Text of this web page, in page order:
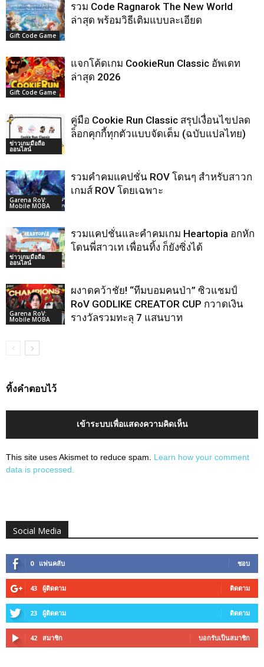
Gift Code Game
รวม Code Ragnarok The New World
ล่าสุด พร้อมวิธีเติมแบบละเอียด
Gift Code Game
แจกโค้ดเกม CookieRun Classic อัพเดท
ล่าสุด 2026
ข่าวเกมมือถือ
ออนไลน์
คู่มือ Cookie Run Classic สรุปเงื่อนไขปลด
ล็อกคุกกี้ทุกตัวแบบจัดเต็ม (ฉบับแปลไทย)
Garena RoV:
Mobile MOBA
รวมคำคมแคปชั่น ROV โดนๆ สำหรับสาวก
เกมส์ ROV โดยเฉพาะ
ข่าวเกมมือถือ
ออนไลน์
รวมแคปชั่นและคำคมเกม Heartopia อกหัก
โดนพี่สาวเท เพื่อนทิ้ง ก็ยังซิ่งได้
Garena RoV:
Mobile MOBA
ผงาดคว้าชัย! “ทีมบอมคนป่า” ซิวแชมป์
RoV GODLIKE CREATOR CUP กวาดเงิน
รางวัลรวมทะลุ 7 แสนบาท
ทิ้งคำตอบไว้
เข้าระบบเพื่อแสดงความคิดเห็น
This site uses Akismet to reduce spam. Learn how your comment
data is processed.
Social Media
0 แฟนคลับ ชอบ
43 ผู้ติดตาม ติดตาม
23 ผู้ติดตาม ติดตาม
42 สมาชิก บอกรับเป็นสมาชิก